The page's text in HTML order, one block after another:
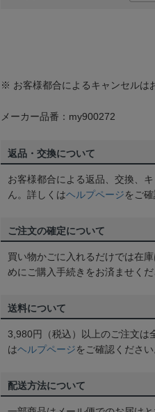
※ お客様都合によるキャンセルは
メーカー品番：my900272
返品・交換について
お客様都合による返品、交換、
ん。詳しくはヘルプページをご確
ご注文の確定について
買い物かごに入れるだけでは在
めにご購入手続きをお済ませくだ
送料について
3,980円（税込）以上のご注文は
はヘルプページをご確認ください
配送方法について